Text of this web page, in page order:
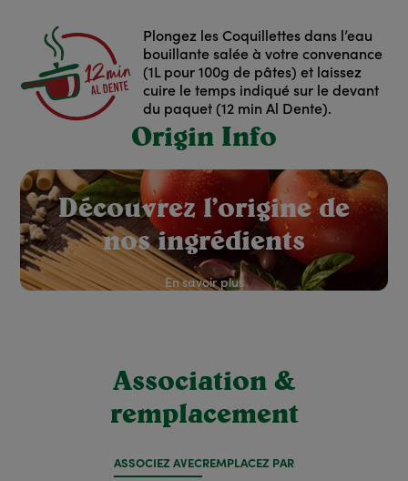
Plongez les Coquillettes dans l’eau
bouillante salée à votre convenance
(1L pour 100g de pâtes) et laissez
cuire le temps indiqué sur le devant
du paquet (12 min Al Dente).
Origin Info
red: Rouge
Découvrez l’origine de
nos ingrédients
En savoir plus
Association &
remplacement
ASSOCIEZ AVECREMPLACEZ PAR